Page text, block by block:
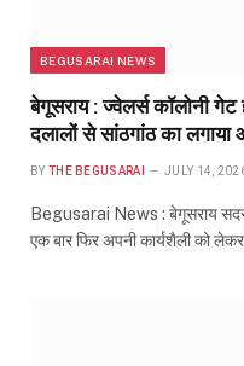
BEGUSARAI NEWS
बेगूसराय : ज्वेलर्स कॉलोनी
दलालों से सांठगांठ का लगाया
BY THE BEGUSARAI JULY 14,
Begusarai News : बेगूसराय
एक बार फिर अपनी कार्यशैली को